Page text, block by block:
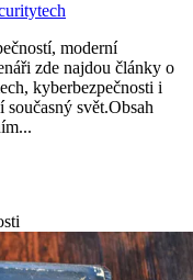
moderní
zde najdou články o
kyberbezpečnosti i
svět.Obsah